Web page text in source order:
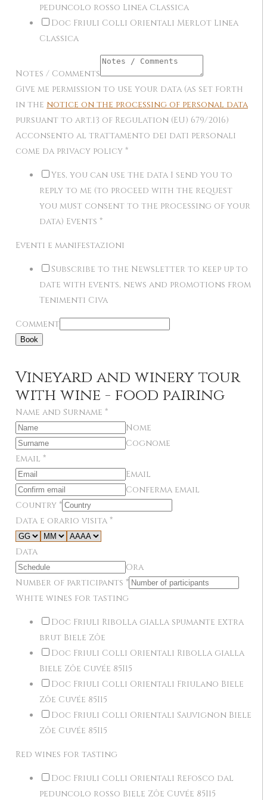
peduncolo rosso Linea Classica
Doc Friuli Colli Orientali Merlot Linea
Classica
Notes / Comments
Give me permission to use your data (as set forth
in the notice on the processing of personal data
pursuant to art.13 of Regulation (EU) 679/2016)
Acconsento al trattamento dei dati personali
come da privacy policy *
Yes, you can use the data I send you to
reply to me (to proceed with the request
you must consent to the processing of your
data) Events *
Eventi e manifestazioni
Subscribe to the Newsletter to keep up to
date with events, news and promotions from
Tenimenti Civa
Comment
Book
Vineyard and winery tour
with wine - food pairing
Name and Surname *
Nome
Cognome
Email *
Email
Conferma email
Country *
Data e orario visita *
Data
Ora
Number of participants *
White wines for tasting
Doc Friuli Ribolla gialla spumante extra
brut Biele Zôe
Doc Friuli Colli Orientali Ribolla gialla
Biele Zôe Cuvée 85I15
Doc Friuli Colli Orientali Friulano Biele
Zôe Cuvée 85I15
Doc Friuli Colli Orientali Sauvignon Biele
Zôe Cuvée 85I15
Red wines for tasting
Doc Friuli Colli Orientali Refosco dal
peduncolo rosso Biele Zôe Cuvée 85I15